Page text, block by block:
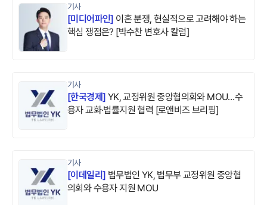
기사
[미디어파인] 이혼 분쟁, 현실적으로 고려해야 하는
핵심 쟁점은? [박수찬 변호사 칼럼]
기사
[한국경제]YK, 교정위원 중앙협의회와 MOU…수
용자 교화·법률지원 협력 [로앤비즈 브리핑]
기사
[이데일리] 법무법인 YK, 법무부 교정위원 중앙협
의회와 수용자 지원 MOU